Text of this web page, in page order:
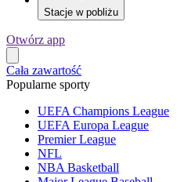
Stacje w pobliżu
Otwórz app
Cała zawartość
Popularne sporty
UEFA Champions League
UEFA Europa League
Premier League
NFL
NBA Basketball